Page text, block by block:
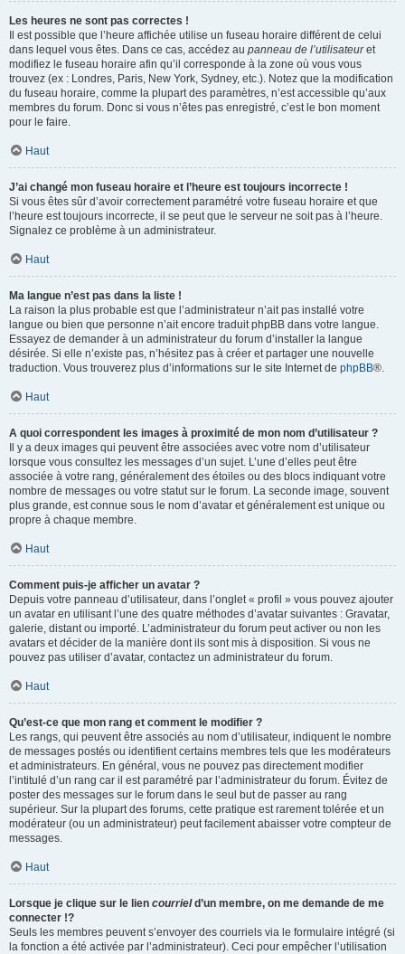
Les heures ne sont pas correctes !
Il est possible que l’heure affichée utilise un fuseau horaire différent de celui
dans lequel vous êtes. Dans ce cas, accédez au panneau de l’utilisateuret
modifiez le fuseau horaire afin qu’il corresponde à la zone où vous vous
trouvez (ex : Londres, Paris, New York, Sydney, etc.). Notez que la modification
du fuseau horaire, comme la plupart des paramètres, n’est accessible qu’aux
membres du forum. Donc si vous n’êtes pas enregistré, c’est le bon moment
pour le faire.
Haut
J’ai changé mon fuseau horaire et l’heure est toujours incorrecte !
Si vous êtes sûr d’avoir correctement paramétré votre fuseau horaire et que
l’heure est toujours incorrecte, il se peut que le serveur ne soit pas à l’heure.
Signalez ce problème à un administrateur.
Haut
Ma langue n’est pas dans la liste !
La raison la plus probable est que l’administrateur n’ait pas installé votre
langue ou bien que personne n’ait encore traduit phpBB dans votre langue.
Essayez de demander à un administrateur du forum d’installer la langue
désirée. Si elle n’existe pas, n’hésitez pas à créer et partager une nouvelle
traduction. Vous trouverez plus d’informations sur le site Internet de phpBB®.
Haut
A quoi correspondent les images à proximité de mon nom d’utilisateur ?
Il y a deux images qui peuvent être associées avec votre nom d’utilisateur
lorsque vous consultez les messages d’un sujet. L’une d’elles peut être
associée à votre rang, généralement des étoiles ou des blocs indiquant votre
nombre de messages ou votre statut sur le forum. La seconde image, souvent
plus grande, est connue sous le nom d’avatar et généralement est unique ou
propre à chaque membre.
Haut
Comment puis-je afficher un avatar ?
Depuis votre panneau d’utilisateur, dans l’onglet « profil » vous pouvez ajouter
un avatar en utilisant l’une des quatre méthodes d’avatar suivantes : Gravatar,
galerie, distant ou importé. L’administrateur du forum peut activer ou non les
avatars et décider de la manière dont ils sont mis à disposition. Si vous ne
pouvez pas utiliser d’avatar, contactez un administrateur du forum.
Haut
Qu’est-ce que mon rang et comment le modifier ?
Les rangs, qui peuvent être associés au nom d’utilisateur, indiquent le nombre
de messages postés ou identifient certains membres tels que les modérateurs
et administrateurs. En général, vous ne pouvez pas directement modifier
l’intitulé d’un rang car il est paramétré par l’administrateur du forum. Évitez de
poster des messages sur le forum dans le seul but de passer au rang
supérieur. Sur la plupart des forums, cette pratique est rarement tolérée et un
modérateur (ou un administrateur) peut facilement abaisser votre compteur de
messages.
Haut
Lorsque je clique sur le lien courrield’un membre, on me demande de me
connecter !?
Seuls les membres peuvent s’envoyer des courriels via le formulaire intégré (si
la fonction a été activée par l’administrateur). Ceci pour empêcher l’utilisation